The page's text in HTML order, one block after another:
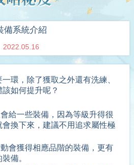
備系統介紹
2022.05.16
環，除了獲取之外還有洗練、
如何提升呢？
給一些裝備，因為等級升得很
換下來，建議不用追求屬性極
會獲得相應品階的裝備，更有
備。